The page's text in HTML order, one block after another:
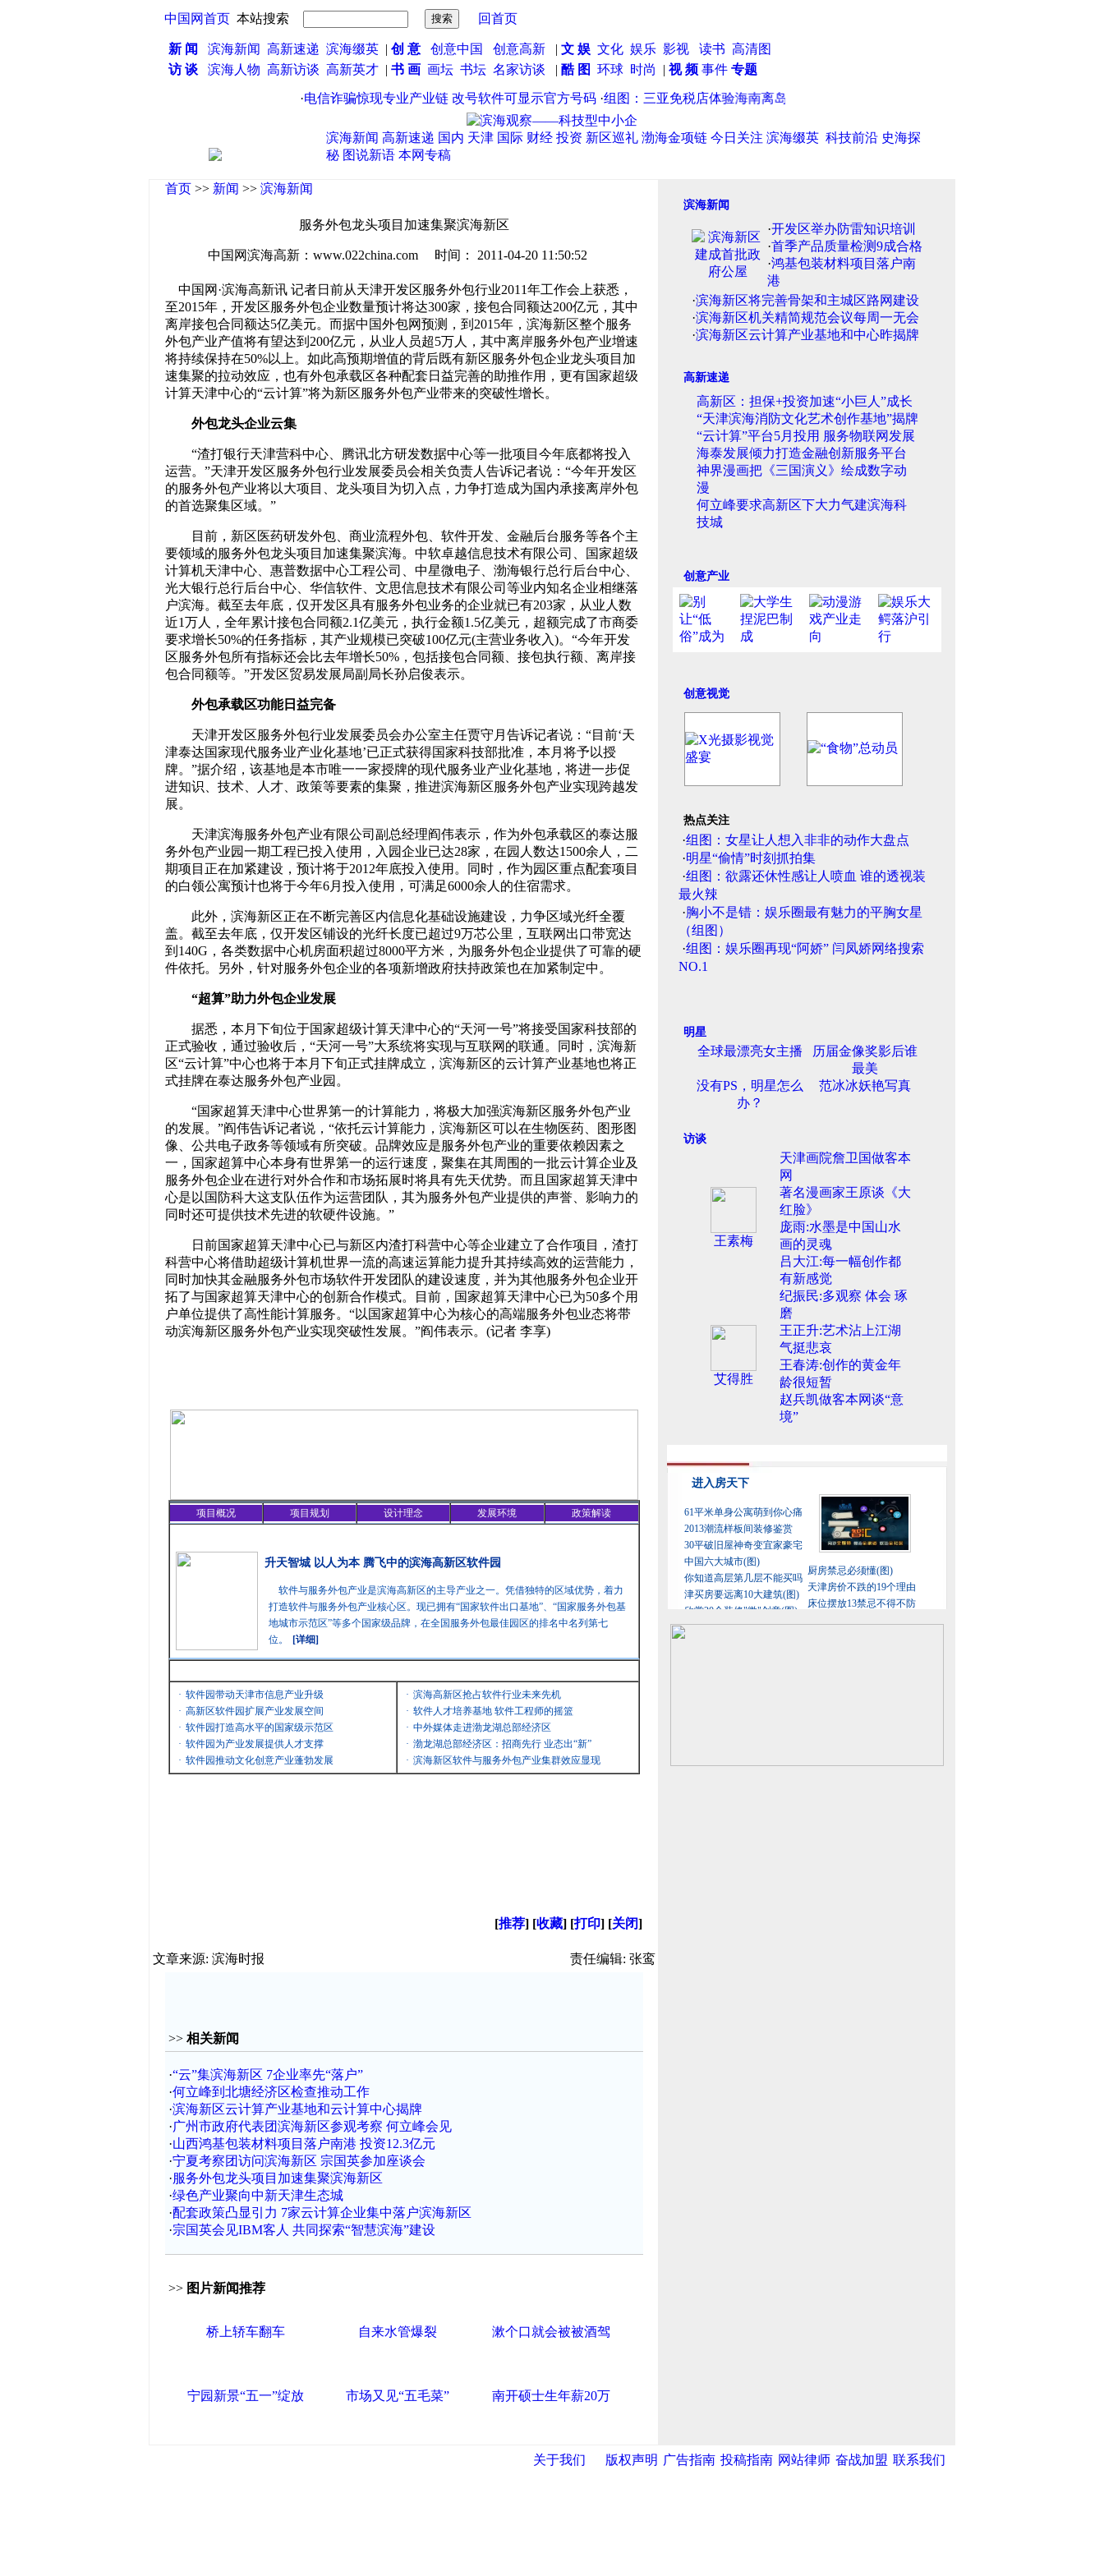
中国网首页 本站搜索 回首页
新 闻 滨海新闻 高新速递 滨海缀英| 创 意 创意中国 创意高新 | 文 娱 文化 娱乐 影视 读书 高清图
访 谈
滨海人物 高新访谈 高新英才 | 书 画 画坛 书坛 名家访谈 | 酷 图 环球 时尚 | 视 频事件 专题
电信诈骗惊现专业产业链 改号软件可显示官方号码·组图：三亚免税店体验海南离岛免税
滨海新闻 高新速递 国内 天津 国际 财经 投资 新区巡礼 渤海金项链 今日关注 滨海缀英 科技前沿 史海探
秘 图说新语 本网专稿
首页 >> 新闻 >> 滨海新闻
服务外包龙头项目加速集聚滨海新区
中国网滨海高新：www.022china.com 时间： 2011-04-20 11:50:52
中国网·滨海高新讯 记者日前从天津开发区服务外包行业2011年工作会上获悉，
至2015年，开发区服务外包企业数量预计将达300家，接包合同额达200亿元，其中
离岸接包合同额达5亿美元。而据中国外包网预测，到2015年，滨海新区整个服务
外包产业产值将有望达到200亿元，从业人员超5万人，其中离岸服务外包产业增速
将持续保持在50%以上。如此高预期增值的背后既有新区服务外包企业龙头项目加
速集聚的拉动效应，也有外包承载区各种配套日益完善的助推作用，更有国家超级
计算天津中心的“云计算”将为新区服务外包产业带来的突破性增长。
外包龙头企业云集
“渣打银行天津营科中心、腾讯北方研发数据中心等一批项目今年底都将投入
运营。”天津开发区服务外包行业发展委员会相关负责人告诉记者说：“今年开发区
的服务外包产业将以大项目、龙头项目为切入点，力争打造成为国内承接离岸外包
的首选聚集区域。”
目前，新区医药研发外包、商业流程外包、软件开发、金融后台服务等各个主
要领域的服务外包龙头项目加速集聚滨海。中软卓越信息技术有限公司、国家超级
计算机天津中心、惠普数据中心工程公司、中星微电子、渤海银行总行后台中心、
光大银行总行后台中心、华信软件、文思信息技术有限公司等业内知名企业相继落
户滨海。截至去年底，仅开发区具有服务外包业务的企业就已有203家，从业人数
近1万人，全年累计接包合同额2.1亿美元，执行金额1.5亿美元，超额完成了市商委
要求增长50%的任务指标，其产业规模已突破100亿元(主营业务收入)。“今年开发
区服务外包所有指标还会比去年增长50%，包括接包合同额、接包执行额、离岸接
包合同额等。”开发区贸易发展局副局长孙启俊表示。
外包承载区功能日益完备
天津开发区服务外包行业发展委员会办公室主任贾守月告诉记者说：“目前‘天
津泰达国家现代服务业产业化基地’已正式获得国家科技部批准，本月将予以授
牌。”据介绍，该基地是本市唯一一家授牌的现代服务业产业化基地，将进一步促
进知识、技术、人才、政策等要素的集聚，推进滨海新区服务外包产业实现跨越发
展。
天津滨海服务外包产业有限公司副总经理阎伟表示，作为外包承载区的泰达服
务外包产业园一期工程已投入使用，入园企业已达28家，在园人数达1500余人，二
期项目正在加紧建设，预计将于2012年底投入使用。同时，作为园区重点配套项目
的白领公寓预计也将于今年6月投入使用，可满足6000余人的住宿需求。
此外，滨海新区正在不断完善区内信息化基础设施建设，力争区域光纤全覆
盖。截至去年底，仅开发区铺设的光纤长度已超过9万芯公里，互联网出口带宽达
到140G，各类数据中心机房面积超过8000平方米，为服务外包企业提供了可靠的硬
件依托。另外，针对服务外包企业的各项新增政府扶持政策也在加紧制定中。
“超算”助力外包企业发展
据悉，本月下旬位于国家超级计算天津中心的“天河一号”将接受国家科技部的
正式验收，通过验收后，“天河一号”大系统将实现与互联网的联通。同时，滨海新
区“云计算”中心也将于本月下旬正式挂牌成立，滨海新区的云计算产业基地也将正
式挂牌在泰达服务外包产业园。
“国家超算天津中心世界第一的计算能力，将极大加强滨海新区服务外包产业
的发展。”阎伟告诉记者说，“依托云计算能力，滨海新区可以在生物医药、图形图
像、公共电子政务等领域有所突破。品牌效应是服务外包产业的重要依赖因素之
一，国家超算中心本身有世界第一的运行速度，聚集在其周围的一批云计算企业及
服务外包企业在进行对外合作和市场拓展时将具有先天优势。而且国家超算天津中
心是以国防科大这支队伍作为运营团队，其为服务外包产业提供的声誉、影响力的
同时还可提供技术先进的软硬件设施。”
日前国家超算天津中心已与新区内渣打科营中心等企业建立了合作项目，渣打
科营中心将借助超级计算机世界一流的高速运算能力提升其持续高效的运营能力，
同时加快其金融服务外包市场软件开发团队的建设速度，并为其他服务外包企业开
拓了与国家超算天津中心的创新合作模式。目前，国家超算天津中心已为50多个用
户单位提供了高性能计算服务。“以国家超算中心为核心的高端服务外包业态将带
动滨海新区服务外包产业实现突破性发展。”阎伟表示。(记者 李享)
项目概况 项目规划 设计理念 发展环境
政策解读
升天智城 以人为本 腾飞中的滨海高新区软件园
软件与服务外包产业是滨海高新区的主导产业之一。凭借独特的区域优势，着力
打造软件与服务外包产业核心区。现已拥有“国家软件出口基地”、“国家服务外包基
地城市示范区”等多个国家级品牌，在全国服务外包最佳园区的排名中名列第七
位。
[详细]
· 软件园带动天津市信息产业升级
· 高新区软件园扩展产业发展空间
· 软件园打造高水平的国家级示范区
· 软件园为产业发展提供人才支撑
· 软件园推动文化创意产业蓬勃发展
· 滨海高新区抢占软件行业未来先机
· 软件人才培养基地 软件工程师的摇篮
· 中外媒体走进渤龙湖总部经济区
· 渤龙湖总部经济区：招商先行 业态出“新”
· 滨海新区软件与服务外包产业集群效应显现
[推荐] [收藏] [打印] [关闭]
文章来源: 滨海时报 责任编辑: 张鸾
>> 相关新闻
·“云”集滨海新区 7企业率先“落户”
·何立峰到北塘经济区检查推动工作
·滨海新区云计算产业基地和云计算中心揭牌
·广州市政府代表团滨海新区参观考察 何立峰会见
·山西鸿基包装材料项目落户南港 投资12.3亿元
·宁夏考察团访问滨海新区 宗国英参加座谈会
·服务外包龙头项目加速集聚滨海新区
·绿色产业聚向中新天津生态城
·配套政策凸显引力 7家云计算企业集中落户滨海新区
·宗国英会见IBM客人 共同探索“智慧滨海”建设
>> 图片新闻推荐
桥上轿车翻车 自来水管爆裂 漱个口就会被被酒驾
宁园新景“五一”绽放 市场又见“五毛菜” 南开硕士生年薪20万
滨海新闻
·开发区举办防雷知识培训
·首季产品质量检测9成合格
·鸿基包装材料项目落户南
港
·滨海新区将完善骨架和主城区路网建设
·滨海新区机关精简规范会议每周一无会
·滨海新区云计算产业基地和中心昨揭牌
高新速递
高新区：担保+投资加速“小巨人”成长
“天津滨海消防文化艺术创作基地”揭牌
“云计算”平台5月投用 服务物联网发展
海泰发展倾力打造金融创新服务平台
神界漫画把《三国演义》绘成数字动
漫
何立峰要求高新区下大力气建滨海科
技城
创意产业
创意视觉
热点关注
·组图：女星让人想入非非的动作大盘点
·明星“偷情”时刻抓拍集
·组图：欲露还休性感让人喷血 谁的透视装
最火辣
·胸小不是错：娱乐圈最有魅力的平胸女星
（组图）
·组图：娱乐圈再现“阿娇” 闫凤娇网络搜索
NO.1
明星
全球最漂亮女主播
历届金像奖影后谁
最美
没有PS，明星怎么
办？
范冰冰妖艳写真
访谈
王素梅
天津画院詹卫国做客本
网
著名漫画家王原谈《大
红脸》
庞雨:水墨是中国山水
画的灵魂
吕大江:每一幅创作都
有新感觉
艾得胜
纪振民:多观察 体会 琢
磨
王正升:艺术沾上江湖
气挺悲哀
王春涛:创作的黄金年
龄很短暂
赵兵凯做客本网谈“意
境”
关于我们 版权声明 广告指南 投稿指南 网站律师 奋战加盟 联系我们